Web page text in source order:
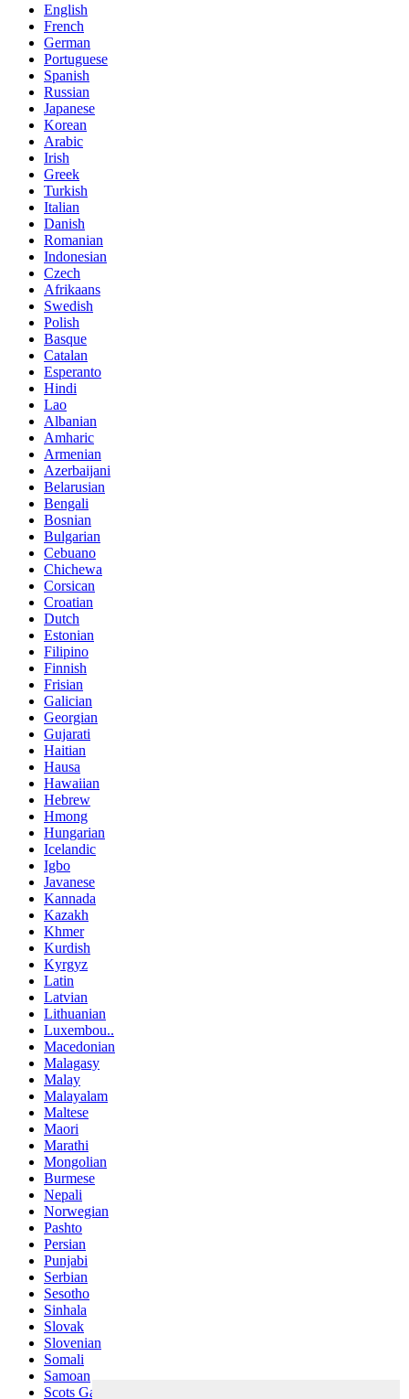
English
French
German
Portuguese
Spanish
Russian
Japanese
Korean
Arabic
Irish
Greek
Turkish
Italian
Danish
Romanian
Indonesian
Czech
Afrikaans
Swedish
Polish
Basque
Catalan
Esperanto
Hindi
Lao
Albanian
Amharic
Armenian
Azerbaijani
Belarusian
Bengali
Bosnian
Bulgarian
Cebuano
Chichewa
Corsican
Croatian
Dutch
Estonian
Filipino
Finnish
Frisian
Galician
Georgian
Gujarati
Haitian
Hausa
Hawaiian
Hebrew
Hmong
Hungarian
Icelandic
Igbo
Javanese
Kannada
Kazakh
Khmer
Kurdish
Kyrgyz
Latin
Latvian
Lithuanian
Luxembou..
Macedonian
Malagasy
Malay
Malayalam
Maltese
Maori
Marathi
Mongolian
Burmese
Nepali
Norwegian
Pashto
Persian
Punjabi
Serbian
Sesotho
Sinhala
Slovak
Slovenian
Somali
Samoan
Scots Gaelic